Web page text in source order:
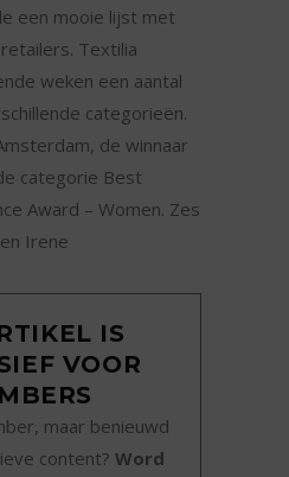
een mooie lijst met
Textilia
weken een aantal
categorieën.
de winnaar
categorie Best
Award – Women. Zes
Irene
IS
VOOR
maar benieuwd
content? Word